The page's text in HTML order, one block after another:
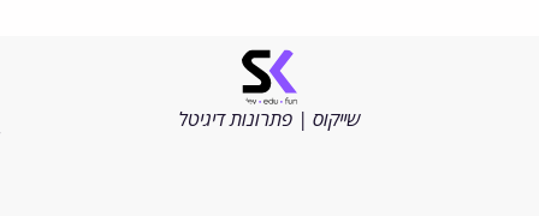
שייקוס | פתרונות דיגיטל
שמורות